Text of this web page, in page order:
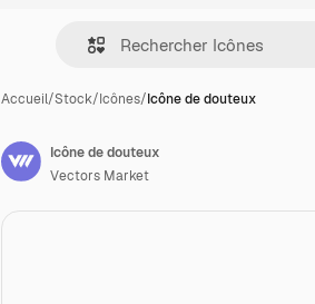
Accueil/Stock/Icônes/Icône de douteux
Icône de douteux
Vectors Market